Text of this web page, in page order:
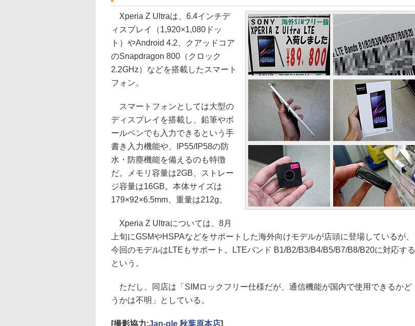
Xperia Z Ultraは、6.4インチデ
ィスプレイ（1,920×1,080ドッ
ト）やAndroid 4.2、クアッドコア
のSnapdragon 800（クロック
2.2GHz）などを搭載したスマート
フォン。
スマートフォンとしては大型の
ディスプレイを搭載し、鉛筆やボ
ールペンでも入力できるという手
書き入力機能や、IP55/IP58の防
水・防塵機能を備えるのも特徴
だ。メモリ容量は2GB、ストレー
ジ容量は16GB。本体サイズは
179×92×6.5mm、重量は212g。
Xperia Z Ultraについては、8月
上旬にGSMやHSPAなどをサポートした海外向けモデルが店頭に登場しているが、
今回のモデルはLTEもサポート。LTEバンド B1/B2/B3/B4/B5/B7/B8/B20に対応する
という。
ただし、同店は「SIMロックフリー仕様だが、通信機能が国内で使用できるかど
うかは不明」としている。
[撮影協力:Jan-gle 秋葉原本店]